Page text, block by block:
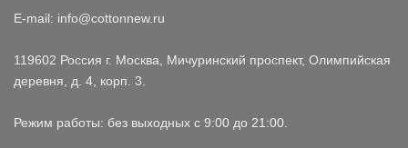
E-mail: info@cottonnew.ru
119602 Россия г. Москва, Мичуринский проспект, Олимпийская
деревня, д. 4, корп. 3.
Режим работы: без выходных с 9:00 до 21:00.